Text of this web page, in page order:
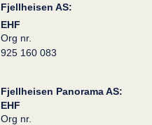
Fjellheisen AS:
EHF
Org nr.
925 160 083
Fjellheisen Panorama AS:
EHF
Org nr.